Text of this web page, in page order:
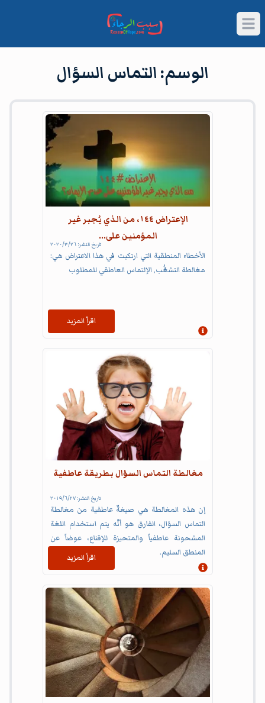
Open main menu
الوسم:التماس السؤال
Articles
الإعتراض ١٤٤، من الذي يُجبر غير
المؤمنين على...
تاريخ النشر: ٢٦‏/٣‏/٢٠٢٠
الأخطاء المنطقية التي ارتكبت في هذا الاعتراض هي:
مغالطة التشعُّب, الإلتماس العاطفي للمطلوب
إظهار المعلومات
اقرأ المزيد
مغالطة التماس السؤال بطريقة عاطفية
تاريخ النشر: ٢٧‏/٦‏/٢٠١٩
إن هذه المغالطة هي صيغةٌ عاطفية من مغالطة
التماس السؤال، الفارق هو أنَّه يتم استخدام اللغة
المشحونة عاطفياً والمتحيزة للإقناع، عوضاً عن
المنطق السليم.
إظهار المعلومات
اقرأ المزيد